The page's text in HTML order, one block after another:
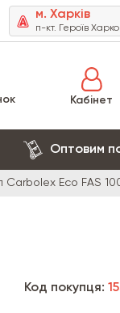
м. Харків
п-кт. Героїв
Кабінет
Оптовим
Carbolex Eco FAS
Код покупця: